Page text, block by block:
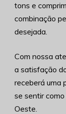
tons e
combinação
desejada.
Com nossa
a satisfação
receberá uma
se sentir
Oeste.